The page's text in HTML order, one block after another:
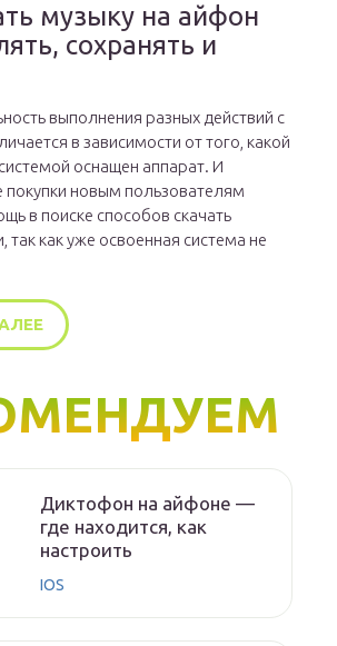
музыку на айфон
сохранять и
выполнения разных действий с
в зависимости от того, какой
оснащен аппарат. И
покупки новым пользователям
в поиске способов скачать
как уже освоенная система не
Диктофон на айфоне —
где находится, как
настроить
IOS